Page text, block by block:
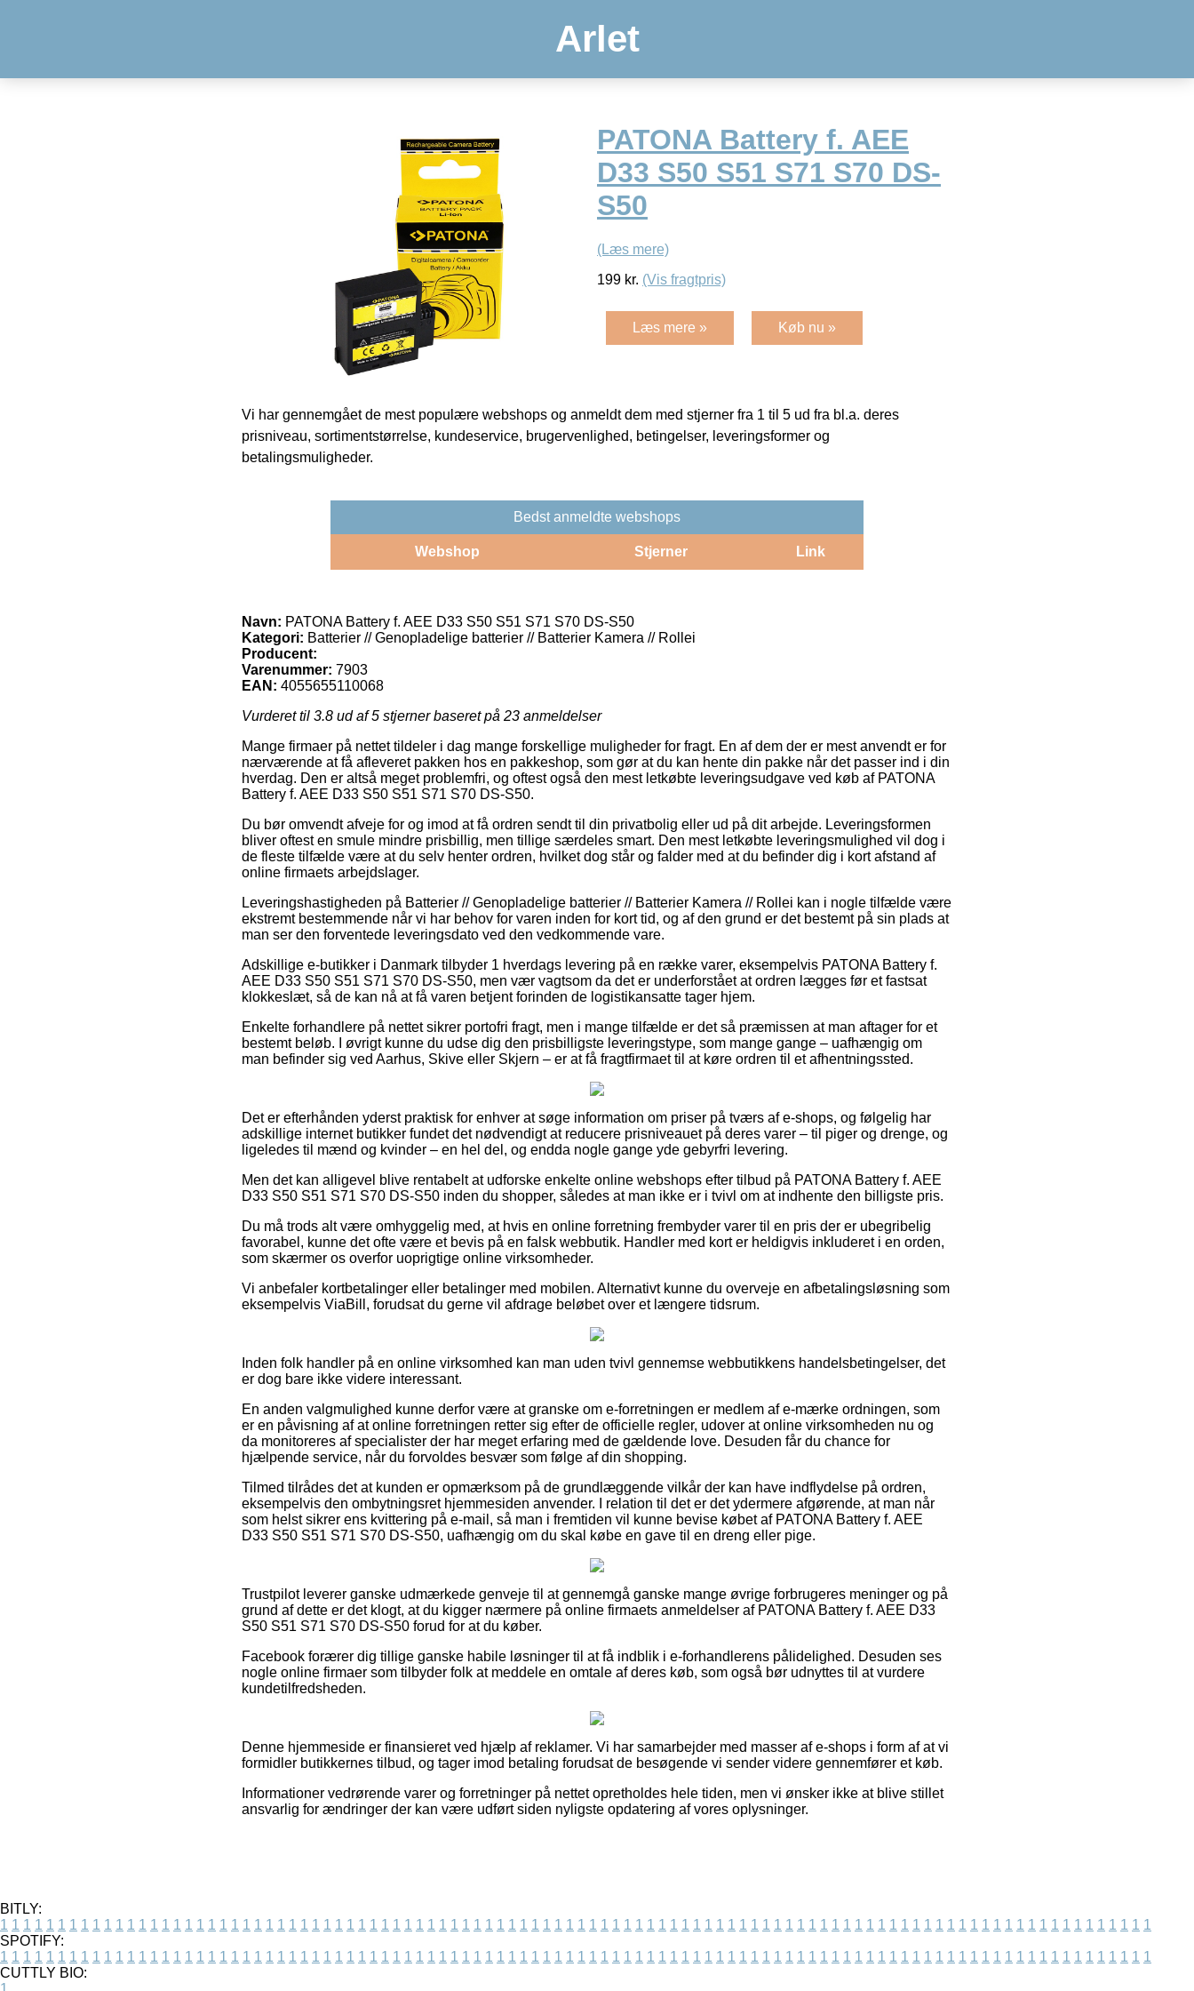
Arlet
PATONA Battery f. AEE
D33 S50 S51 S71 S70 DS-
S50
(Læs mere)
199 kr. (Vis fragtpris)
Læs mere » Køb nu »
Vi har gennemgået de mest populære webshops og anmeldt dem med stjerner fra 1 til 5 ud fra bl.a. deres
prisniveau, sortimentstørrelse, kundeservice, brugervenlighed, betingelser, leveringsformer og
betalingsmuligheder.
Bedst anmeldte webshops
Webshop Stjerner Link
Navn: PATONA Battery f. AEE D33 S50 S51 S71 S70 DS-S50
Kategori: Batterier // Genopladelige batterier // Batterier Kamera // Rollei
Producent:
Varenummer: 7903
EAN: 4055655110068
Vurderet til 3.8 ud af 5 stjerner baseret på 23 anmeldelser
Mange firmaer på nettet tildeler i dag mange forskellige muligheder for fragt. En af dem der er mest anvendt er for
nærværende at få afleveret pakken hos en pakkeshop, som gør at du kan hente din pakke når det passer ind i din
hverdag. Den er altså meget problemfri, og oftest også den mest letkøbte leveringsudgave ved køb af PATONA
Battery f. AEE D33 S50 S51 S71 S70 DS-S50.
Du bør omvendt afveje for og imod at få ordren sendt til din privatbolig eller ud på dit arbejde. Leveringsformen
bliver oftest en smule mindre prisbillig, men tillige særdeles smart. Den mest letkøbte leveringsmulighed vil dog i
de fleste tilfælde være at du selv henter ordren, hvilket dog står og falder med at du befinder dig i kort afstand af
online firmaets arbejdslager.
Leveringshastigheden på Batterier // Genopladelige batterier // Batterier Kamera // Rollei kan i nogle tilfælde være
ekstremt bestemmende når vi har behov for varen inden for kort tid, og af den grund er det bestemt på sin plads at
man ser den forventede leveringsdato ved den vedkommende vare.
Adskillige e-butikker i Danmark tilbyder 1 hverdags levering på en række varer, eksempelvis PATONA Battery f.
AEE D33 S50 S51 S71 S70 DS-S50, men vær vagtsom da det er underforstået at ordren lægges før et fastsat
klokkeslæt, så de kan nå at få varen betjent forinden de logistikansatte tager hjem.
Enkelte forhandlere på nettet sikrer portofri fragt, men i mange tilfælde er det så præmissen at man aftager for et
bestemt beløb. I øvrigt kunne du udse dig den prisbilligste leveringstype, som mange gange – uafhængig om
man befinder sig ved Aarhus, Skive eller Skjern – er at få fragtfirmaet til at køre ordren til et afhentningssted.
Det er efterhånden yderst praktisk for enhver at søge information om priser på tværs af e-shops, og følgelig har
adskillige internet butikker fundet det nødvendigt at reducere prisniveauet på deres varer – til piger og drenge, og
ligeledes til mænd og kvinder – en hel del, og endda nogle gange yde gebyrfri levering.
Men det kan alligevel blive rentabelt at udforske enkelte online webshops efter tilbud på PATONA Battery f. AEE
D33 S50 S51 S71 S70 DS-S50 inden du shopper, således at man ikke er i tvivl om at indhente den billigste pris.
Du må trods alt være omhyggelig med, at hvis en online forretning frembyder varer til en pris der er ubegribelig
favorabel, kunne det ofte være et bevis på en falsk webbutik. Handler med kort er heldigvis inkluderet i en orden,
som skærmer os overfor uoprigtige online virksomheder.
Vi anbefaler kortbetalinger eller betalinger med mobilen. Alternativt kunne du overveje en afbetalingsløsning som
eksempelvis ViaBill, forudsat du gerne vil afdrage beløbet over et længere tidsrum.
Inden folk handler på en online virksomhed kan man uden tvivl gennemse webbutikkens handelsbetingelser, det
er dog bare ikke videre interessant.
En anden valgmulighed kunne derfor være at granske om e-forretningen er medlem af e-mærke ordningen, som
er en påvisning af at online forretningen retter sig efter de officielle regler, udover at online virksomheden nu og
da monitoreres af specialister der har meget erfaring med de gældende love. Desuden får du chance for
hjælpende service, når du forvoldes besvær som følge af din shopping.
Tilmed tilrådes det at kunden er opmærksom på de grundlæggende vilkår der kan have indflydelse på ordren,
eksempelvis den ombytningsret hjemmesiden anvender. I relation til det er det ydermere afgørende, at man når
som helst sikrer ens kvittering på e-mail, så man i fremtiden vil kunne bevise købet af PATONA Battery f. AEE
D33 S50 S51 S71 S70 DS-S50, uafhængig om du skal købe en gave til en dreng eller pige.
Trustpilot leverer ganske udmærkede genveje til at gennemgå ganske mange øvrige forbrugeres meninger og på
grund af dette er det klogt, at du kigger nærmere på online firmaets anmeldelser af PATONA Battery f. AEE D33
S50 S51 S71 S70 DS-S50 forud for at du køber.
Facebook forærer dig tillige ganske habile løsninger til at få indblik i e-forhandlerens pålidelighed. Desuden ses
nogle online firmaer som tilbyder folk at meddele en omtale af deres køb, som også bør udnyttes til at vurdere
kundetilfredsheden.
Denne hjemmeside er finansieret ved hjælp af reklamer. Vi har samarbejder med masser af e-shops i form af at vi
formidler butikkernes tilbud, og tager imod betaling forudsat de besøgende vi sender videre gennemfører et køb.
Informationer vedrørende varer og forretninger på nettet opretholdes hele tiden, men vi ønsker ikke at blive stillet
ansvarlig for ændringer der kan være udført siden nyligste opdatering af vores oplysninger.
BITLY:
1 1 1 1 1 1 1 1 1 1 1 1 1 1 1 1 1 1 1 1 1 1 1 1 1 1 1 1 1 1 1 1 1 1 1 1 1 1 1 1 1 1 1 1 1 1 1 1 1 1 1 1 1 1 1 1 1 1 1 1 1 1 1 1 1 1 1 1 1 1 1 1 1 1 1 1 1 1 1 1 1 1 1 1 1 1 1 1 1 1 1 1 1 1 1 1 1 1 1 1
SPOTIFY:
1 1 1 1 1 1 1 1 1 1 1 1 1 1 1 1 1 1 1 1 1 1 1 1 1 1 1 1 1 1 1 1 1 1 1 1 1 1 1 1 1 1 1 1 1 1 1 1 1 1 1 1 1 1 1 1 1 1 1 1 1 1 1 1 1 1 1 1 1 1 1 1 1 1 1 1 1 1 1 1 1 1 1 1 1 1 1 1 1 1 1 1 1 1 1 1 1 1 1 1
CUTTLY BIO: